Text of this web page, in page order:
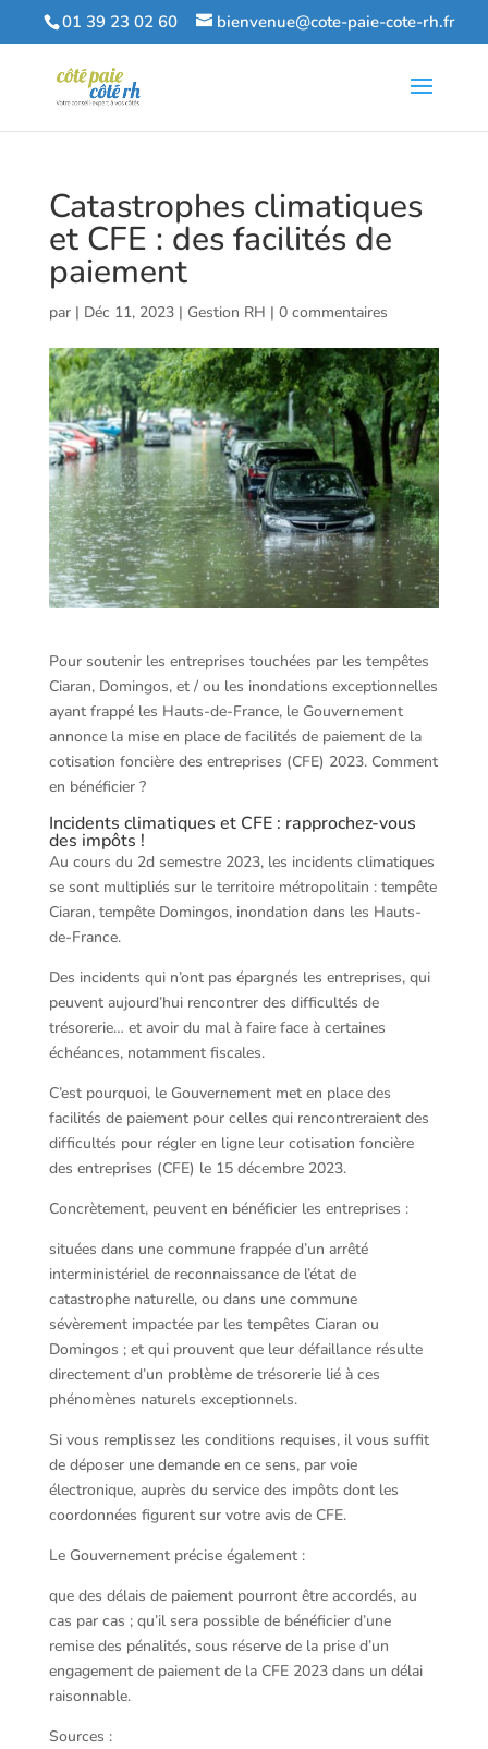
01 39 23 02 60 bienvenue@cote-paie-cote-rh.fr
Catastrophes climatiques
et CFE : des facilités de
paiement
par | Déc 11, 2023| Gestion RH | 0 commentaires
Pour soutenir les entreprises touchées par les tempêtes
Ciaran, Domingos, et / ou les inondations exceptionnelles
ayant frappé les Hauts-de-France, le Gouvernement
annonce la mise en place de facilités de paiement de la
cotisation foncière des entreprises (CFE) 2023. Comment
en bénéficier ?
Incidents climatiques et CFE : rapprochez-vous
des impôts !
Au cours du 2d semestre 2023, les incidents climatiques
se sont multipliés sur le territoire métropolitain : tempête
Ciaran, tempête Domingos, inondation dans les Hauts-
de-France.
Des incidents qui n’ont pas épargnés les entreprises, qui
peuvent aujourd’hui rencontrer des difficultés de
trésorerie… et avoir du mal à faire face à certaines
échéances, notamment fiscales.
C’est pourquoi, le Gouvernement met en place des
facilités de paiement pour celles qui rencontreraient des
difficultés pour régler en ligne leur cotisation foncière
des entreprises (CFE) le 15 décembre 2023.
Concrètement, peuvent en bénéficier les entreprises :
situées dans une commune frappée d’un arrêté
interministériel de reconnaissance de l’état de
catastrophe naturelle, ou dans une commune
sévèrement impactée par les tempêtes Ciaran ou
Domingos ; et qui prouvent que leur défaillance résulte
directement d’un problème de trésorerie lié à ces
phénomènes naturels exceptionnels.
Si vous remplissez les conditions requises, il vous suffit
de déposer une demande en ce sens, par voie
électronique, auprès du service des impôts dont les
coordonnées figurent sur votre avis de CFE.
Le Gouvernement précise également :
que des délais de paiement pourront être accordés, au
cas par cas ; qu’il sera possible de bénéficier d’une
remise des pénalités, sous réserve de la prise d’un
engagement de paiement de la CFE 2023 dans un délai
raisonnable.
Sources :